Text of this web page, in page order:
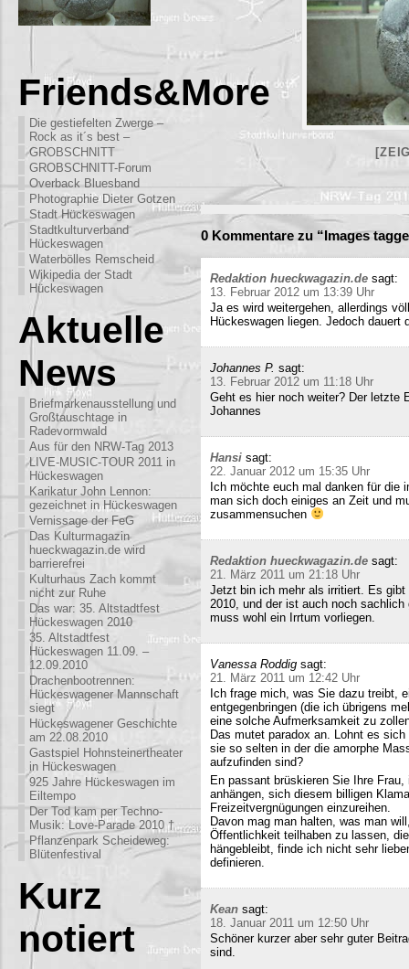
Friends&More
Die gestiefelten Zwerge –
Rock as it´s best –
GROBSCHNITT
GROBSCHNITT-Forum
Overback Bluesband
Photographie Dieter Gotzen
Stadt Hückeswagen
Stadtkulturverband
Hückeswagen
Waterbölles Remscheid
Wikipedia der Stadt
Hückeswagen
Aktuelle
News
Briefmarkenausstellung und
Großtauschtage in
Radevormwald
Aus für den NRW-Tag 2013
LIVE-MUSIC-TOUR 2011 in
Hückeswagen
Karikatur John Lennon:
gezeichnet in Hückeswagen
Vernissage der FeG
Das Kulturmagazin
hueckwagazin.de wird
barrierefrei
Kulturhaus Zach kommt
nicht zur Ruhe
Das war: 35. Altstadtfest
Hückeswagen 2010
35. Altstadtfest
Hückeswagen 11.09. –
12.09.2010
Drachenbootrennen:
Hückeswagener Mannschaft
siegt
Hückeswagener Geschichte
am 22.08.2010
Gastspiel Hohnsteinertheater
in Hückeswagen
925 Jahre Hückeswagen im
Eiltempo
Der Tod kam per Techno-
Musik: Love-Parade 2010 †
Pflanzenpark Scheideweg:
Blütenfestival
Kurz
notiert
0 Kommentare zu “Images
Redaktion hueckwagazin.de sagt:
13. Februar 2012 um 13:39 Uhr
Ja es wird weitergehen, allerdings
Hückeswagen liegen. Jedoch
Johannes P. sagt:
13. Februar 2012 um 11:18 Uhr
Geht es hier noch weiter? Der letzte
Johannes
Hansi sagt:
22. Januar 2012 um 15:35 Uhr
Ich möchte euch mal danken für die
man sich doch einiges an Zeit und
zusammensuchen
Redaktion hueckwagazin.de sagt:
21. März 2011 um 21:18 Uhr
Jetzt bin ich mehr als irritiert. Es gibt
2010, und der ist auch noch
muss wohl ein Irrtum vorliegen.
Vanessa Roddig sagt:
21. März 2011 um 12:42 Uhr
Ich frage mich, was Sie dazu treibt,
entgegenbringen (die ich übrigens
eine solche Aufmerksamkeit zu
Das mutet paradox an. Lohnt es
sie so selten in der die amorphe
aufzufinden sind?
En passant brüskieren Sie Ihre
anhängen, sich diesem billigen
Freizeitvergnügungen einzureihen.
Davon mag man halten, was man
Öffentlichkeit teilhaben zu lassen,
hängebleibt, finde ich nicht sehr
definieren.
Kean sagt:
18. Januar 2011 um 12:50 Uhr
Schöner kurzer aber sehr guter
sind.